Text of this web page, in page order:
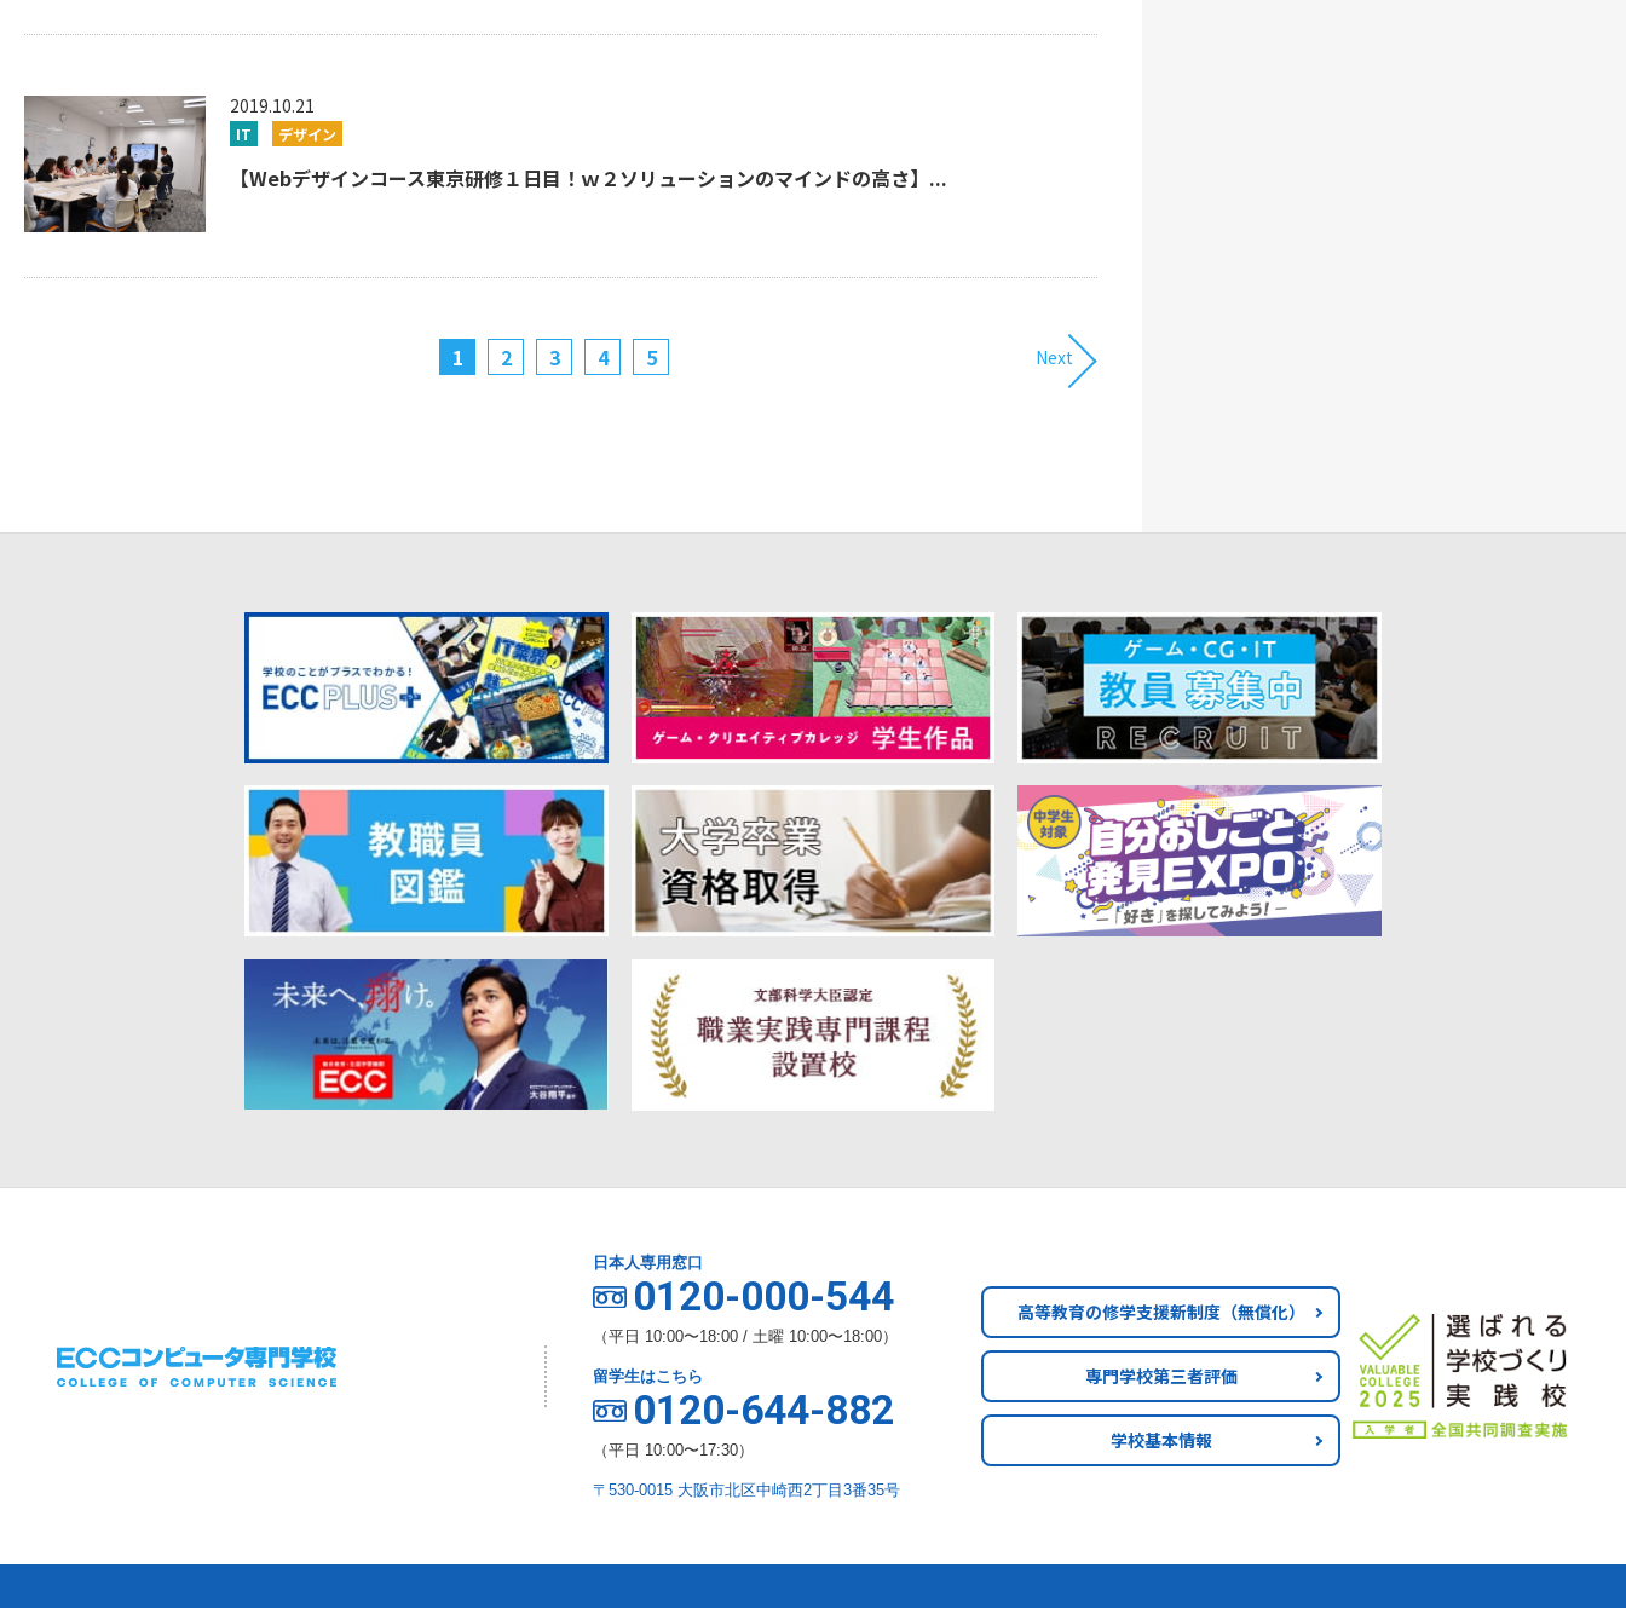
2019.10.21
IT デザイン
【Webデザインコース東京研修１日目！ｗ２ソリューションのマインドの高さ】...
1 2 3 4 5 Next
日本人専用窓口
0120-000-544
（平日 10:00〜18:00 / 土曜 10:00〜18:00）
留学生はこちら
0120-644-882
（平日 10:00〜17:30）
〒530-0015 大阪市北区中崎西2丁目3番35号
高等教育の修学支援新制度（無償化）
専門学校第三者評価
学校基本情報